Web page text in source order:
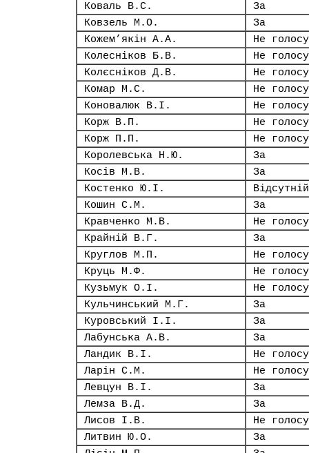
Коваль В.С.
За
Ковзель М.О.
За
Кожем’якін А.А.
Не
Колесніков Б.В.
Не
Колєсніков Д.В.
Не
Комар М.С.
Не
Коновалюк В.І.
Не
Корж В.П.
Не
Корж П.П.
Не
Королевська Н.Ю.
За
Косів М.В.
За
Костенко Ю.І.
Відсутній
Кошин С.М.
За
Кравченко М.В.
Не
Крайній В.Г.
За
Круглов М.П.
Не
Круць М.Ф.
Не
Кузьмук О.І.
Не
Кульчинський М.Г.
За
Куровський І.І.
За
Лабунська А.В.
За
Ландик В.І.
Не
Ларін С.М.
Не
Левцун В.І.
За
Лемза В.Д.
За
Лисов І.В.
Не
Литвин Ю.О.
За